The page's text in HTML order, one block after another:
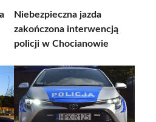
Niebezpieczna jazda
zakończona interwencją
policji w Chocianowie